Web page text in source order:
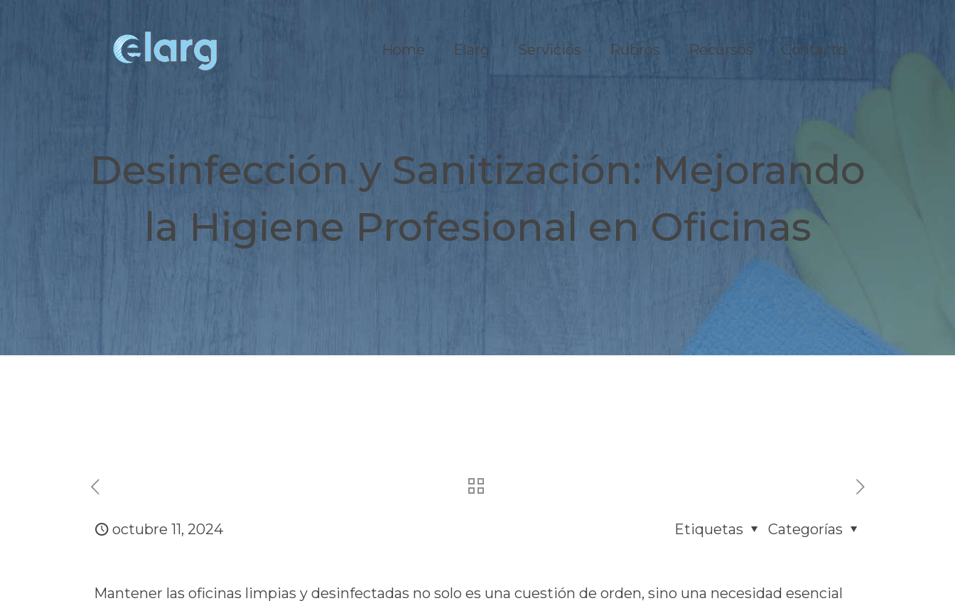
Home Elarg Servicios Rubros Recursos Contacto
Desinfección y Sanitización: Mejorando
la Higiene Profesional en Oficinas
octubre 11, 2024 Categorías
Etiquetas
Mantener las oficinas limpias y desinfectadas no solo es una cuestión de orden, sino una necesidad esencial